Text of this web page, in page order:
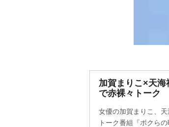
加賀まりこ×天海
で赤裸々トーク
女優の加賀まりこ、
トーク番組『ボクら